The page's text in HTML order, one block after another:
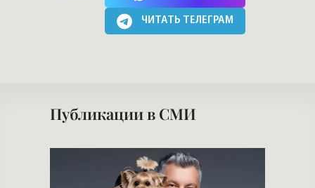
ЧИТАТЬ ТЕЛЕГРАМ
Публикации в СМИ